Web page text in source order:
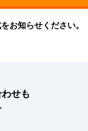
お知らせください。
せも